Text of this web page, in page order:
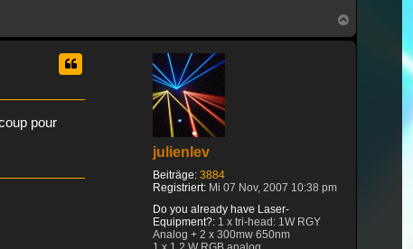
DT50B 60 degrés
4 laser Aworldlaser 35w RGB Scanner
DT50B 60 degrés
1 laser Aworldlaser 45w RGB scanner
DT50C 60 degrés
oben
julienlev
Beiträge: 3884
Registriert: Mi 07 Nov, 2007 10:38 pm
Do you already have Laser-
Equipment?: 1 x tri-head: 1W RGY
Analog + 2 x 300mw 650nm
pour